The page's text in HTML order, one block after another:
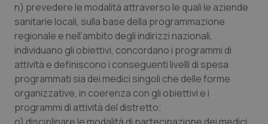
n) prevedere le modalità attraverso le quali le aziende
sanitarie locali, sulla base della programmazione
regionale e nell’ambito degli indirizzi nazionali,
individuano gli obiettivi, concordano i programmi di
attività e definiscono i conseguenti livelli di spesa
programmati sia dei medici singoli che delle forme
organizzative, in coerenza con gli obiettivi e i
programmi di attività del distretto;